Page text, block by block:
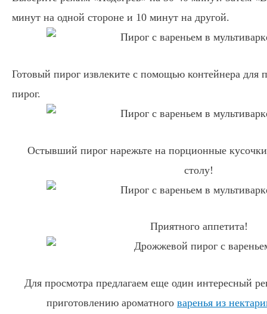
минут на одной стороне и 10 минут на другой.
Готовый пирог извлеките с помощью контейнера для
пирог.
Остывший пирог нарежьте на порционные
столу!
Приятного аппетита!
Для просмотра предлагаем еще один интересный
приготовлению ароматного варенья из